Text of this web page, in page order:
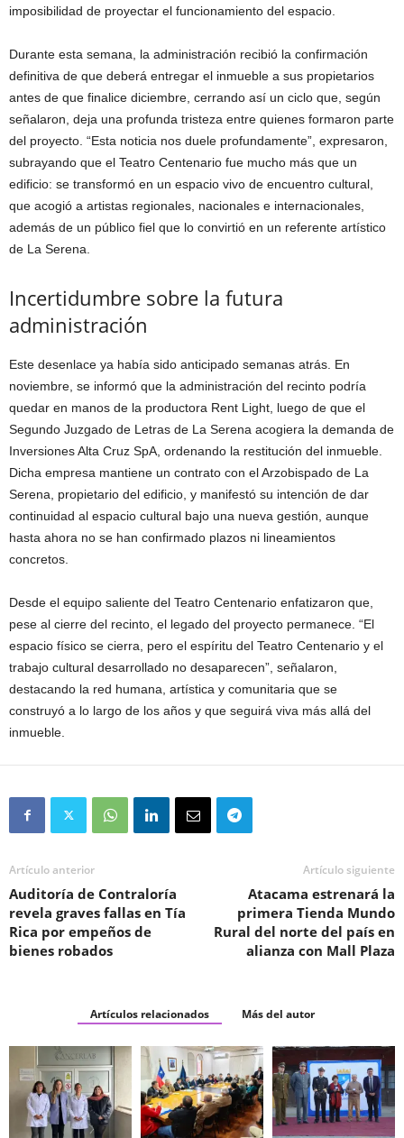
imposibilidad de proyectar el funcionamiento del espacio.
Durante esta semana, la administración recibió la confirmación
definitiva de que deberá entregar el inmueble a sus propietarios
antes de que finalice diciembre, cerrando así un ciclo que, según
señalaron, deja una profunda tristeza entre quienes formaron parte
del proyecto. “Esta noticia nos duele profundamente”, expresaron,
subrayando que el Teatro Centenario fue mucho más que un
edificio: se transformó en un espacio vivo de encuentro cultural,
que acogió a artistas regionales, nacionales e internacionales,
además de un público fiel que lo convirtió en un referente artístico
de La Serena.
Incertidumbre sobre la futura
administración
Este desenlace ya había sido anticipado semanas atrás. En
noviembre, se informó que la administración del recinto podría
quedar en manos de la productora Rent Light, luego de que el
Segundo Juzgado de Letras de La Serena acogiera la demanda de
Inversiones Alta Cruz SpA, ordenando la restitución del inmueble.
Dicha empresa mantiene un contrato con el Arzobispado de La
Serena, propietario del edificio, y manifestó su intención de dar
continuidad al espacio cultural bajo una nueva gestión, aunque
hasta ahora no se han confirmado plazos ni lineamientos
concretos.
Desde el equipo saliente del Teatro Centenario enfatizaron que,
pese al cierre del recinto, el legado del proyecto permanece. “El
espacio físico se cierra, pero el espíritu del Teatro Centenario y el
trabajo cultural desarrollado no desaparecen”, señalaron,
destacando la red humana, artística y comunitaria que se
construyó a lo largo de los años y que seguirá viva más allá del
inmueble.
Artículo anterior
Auditoría de Contraloría
revela graves fallas en Tía
Rica por empeños de
bienes robados
Artículo siguiente
Atacama estrenará la
primera Tienda Mundo
Rural del norte del país en
alianza con Mall Plaza
Artículos relacionados Más del autor